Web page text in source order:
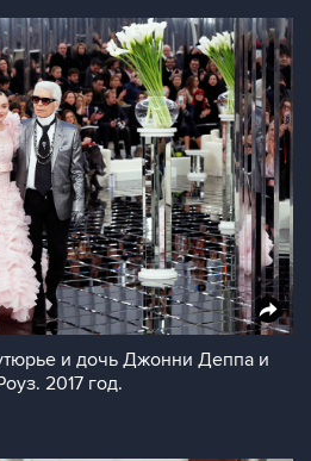
и дочь Джонни Деппа и
2017 год.